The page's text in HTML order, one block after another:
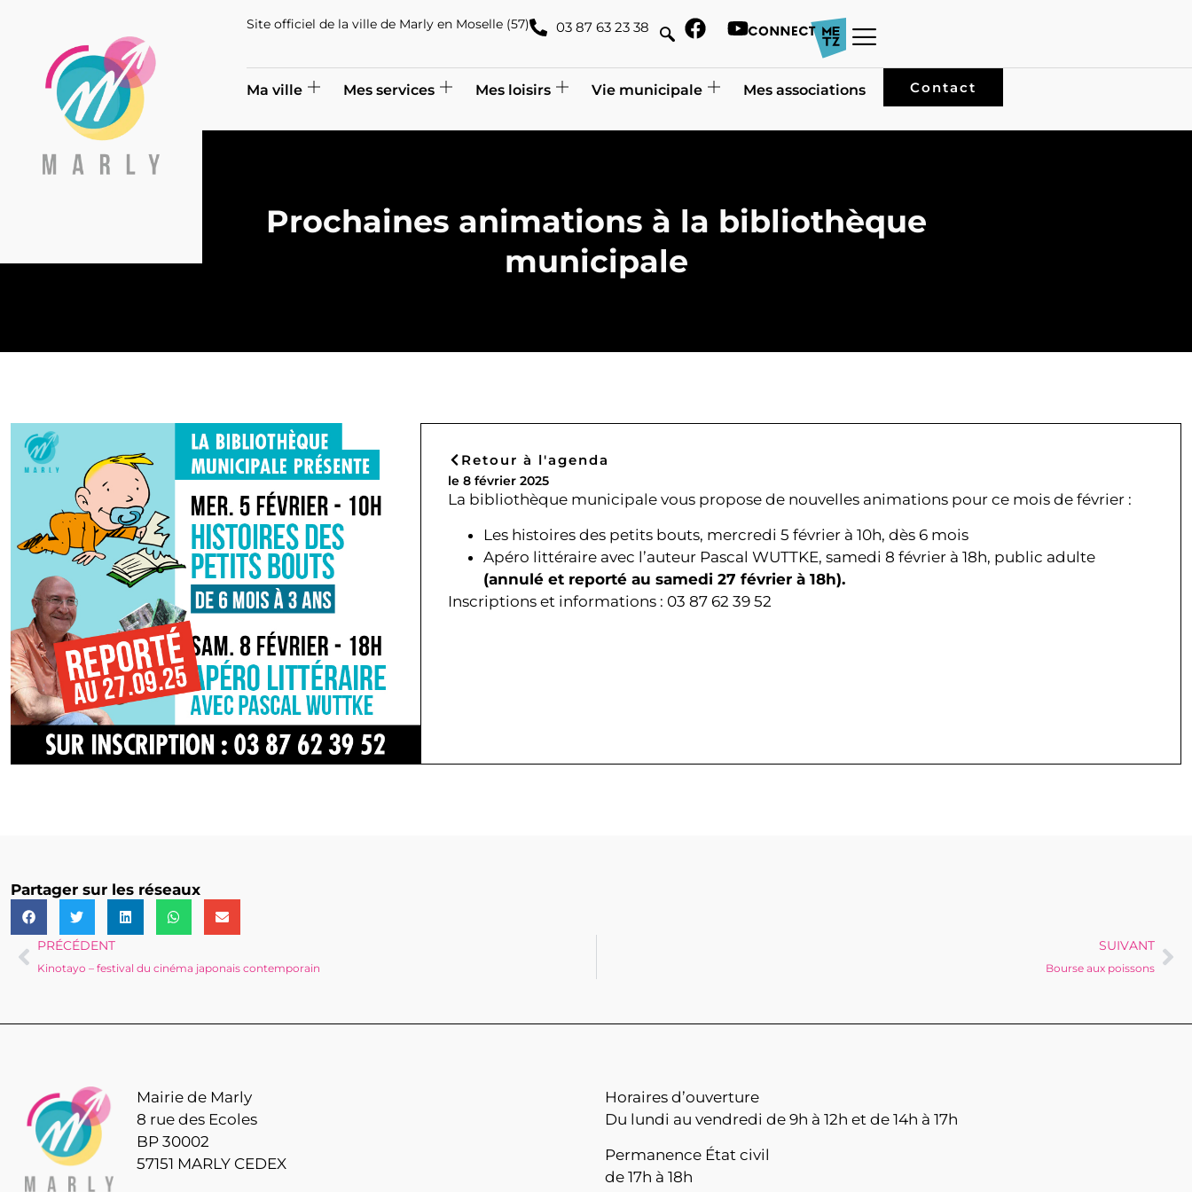
Site officiel de la ville de Marly en Moselle (57) 03 87 63 23 38
Ma ville Mes services Mes loisirs Vie municipale Mes associations Contact
Prochaines animations à la bibliothèque
municipale
Retour à l'agenda
le 8 février 2025
La bibliothèque municipale vous propose de nouvelles animations pour ce mois de février :
Les histoires des petits bouts, mercredi 5 février à 10h, dès 6 mois
Apéro littéraire avec l’auteur Pascal WUTTKE, samedi 8 février à 18h, public adulte
(annulé et reporté au samedi 27 février à 18h).
Inscriptions et informations : 03 87 62 39 52
Partager sur les réseaux
PRÉCÉDENT
Kinotayo – festival du cinéma japonais contemporain
SUIVANT
Bourse aux poissons
Mairie de Marly
8 rue des Ecoles
BP 30002
57151 MARLY CEDEX
Horaires d’ouverture
Du lundi au vendredi de 9h à 12h et de 14h à 17h
Permanence État civil
de 17h à 18h